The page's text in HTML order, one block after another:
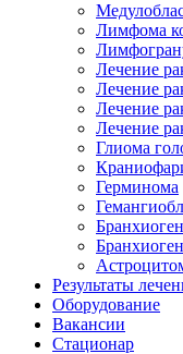
Лимфома
Лечение
Лечение
Лечение
Лечение
Глиома
Герминома
Результаты
Оборудование
Вакансии
Стационар